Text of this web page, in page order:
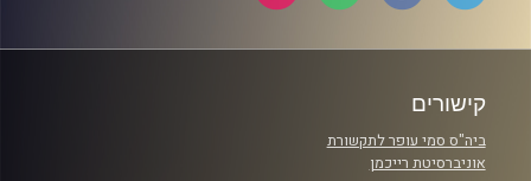
קישורים
ביה"ס סמי עופר לתקשורת
אוניברסיטת רייכמן